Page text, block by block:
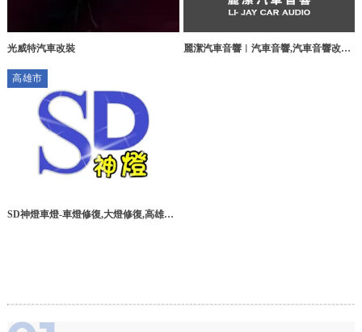
光威特汽車改裝
麗潔汽車音響︱汽車音響,汽車音響改裝,
高雄市
SD神燈車燈-車燈修復,大燈修復,高雄車